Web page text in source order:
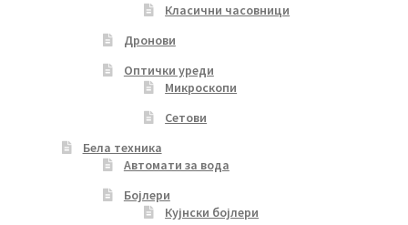
Класични часовници
Дронови
Оптички уреди
Микроскопи
Сетови
Бела техника
Автомати за вода
Бојлери
Кујнски бојлери